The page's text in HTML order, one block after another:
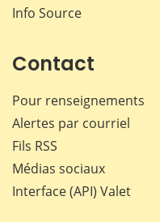
Info Source
Contact
Pour renseignements
Alertes par courriel
Fils RSS
Médias sociaux
Interface (API) Valet